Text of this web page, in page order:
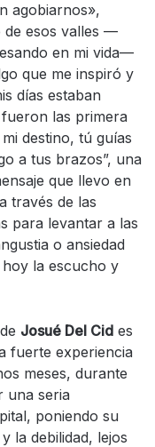
agobiarnos»,
de esos valles —
en mi vida—
que me inspiró y
días estaban
las primera
destino, tú guías
a tus brazos”, una
que llevo en
través de las
para levantar a las
o ansiedad
la escucho y
Josué Del Cid es
fuerte experiencia
meses, durante
una seria
poniendo su
la debilidad, lejos